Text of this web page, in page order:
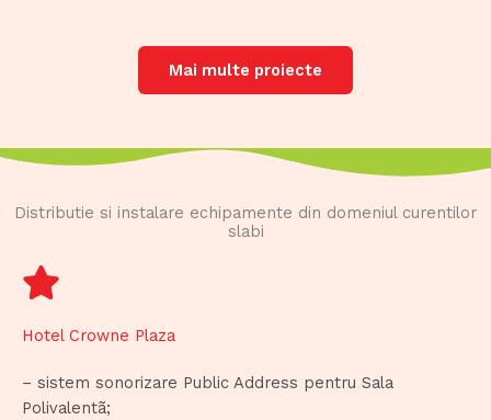
Mai multe proiecte
Distributie si instalare echipamente din domeniul curentilor
slabi
Hotel Crowne Plaza
– sistem sonorizare Public Address pentru Sala
Polivalentã;